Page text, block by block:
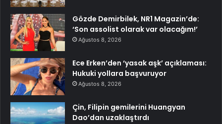
Gözde Demirbilek, NR1 Magazin’de:
‘Son assolist olarak var olacağım!’
Ağustos 8, 2026
Ece Erken’den ‘yasak aşk’ açıklaması:
Hukuki yollara başvuruyor
Ağustos 8, 2026
Çin, Filipin gemilerini Huangyan
Dao’dan uzaklaştırdı